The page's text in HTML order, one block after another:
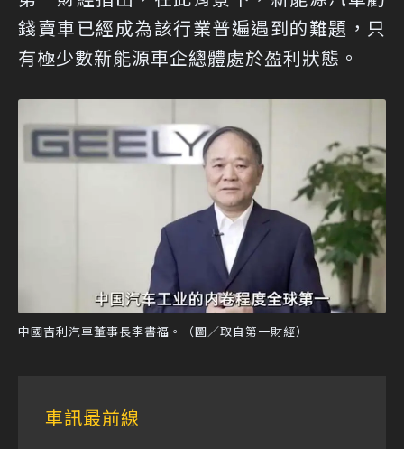
錢賣車已經成為該行業普遍遇到的難題，只
有極少數新能源車企總體處於盈利狀態。
中國吉利汽車董事長李書福。（圖／取自第一財經）
車訊最前線